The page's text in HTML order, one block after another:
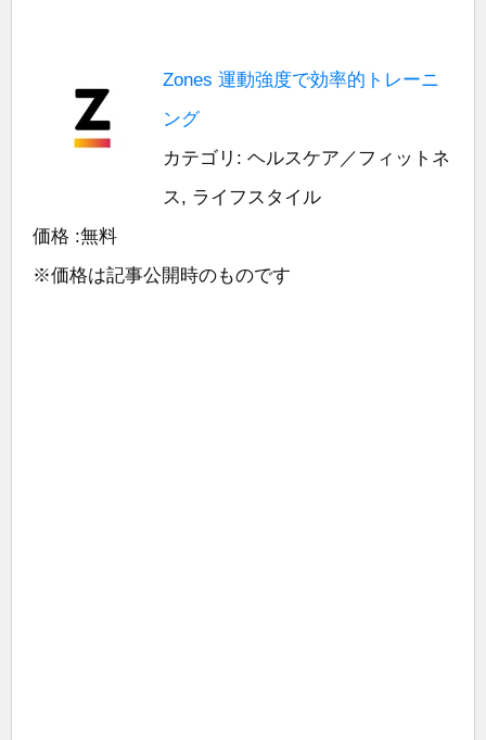
Zones 運動強度で効率的トレーニ
ング
カテゴリ: ヘルスケア／フィットネ
ス, ライフスタイル
価格 :無料
※価格は記事公開時のものです